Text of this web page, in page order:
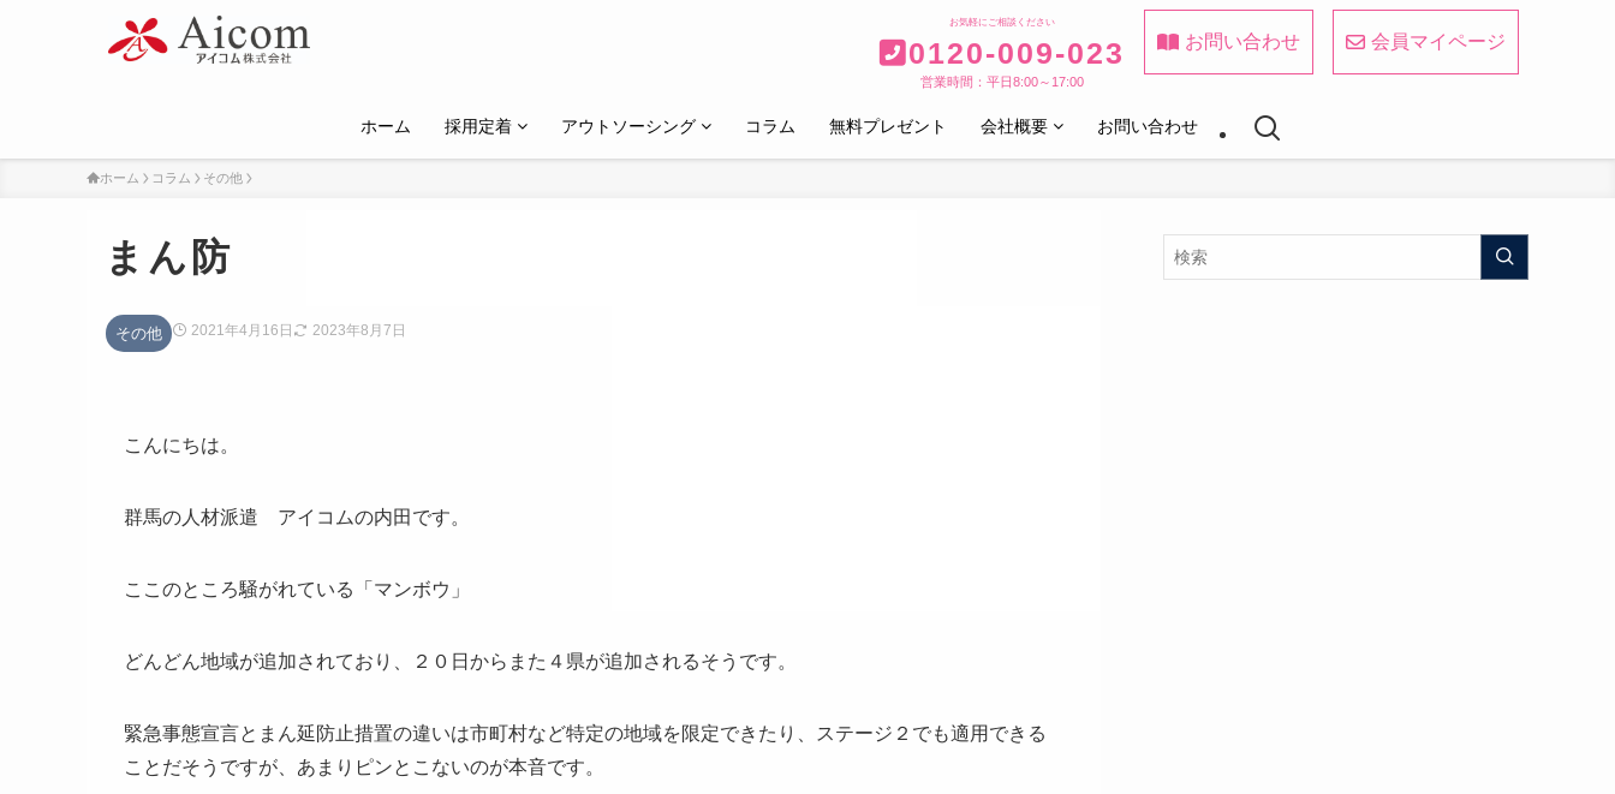
お気軽にご相談ください
0120-009-023
営業時間：平日8:00～17:00
お問い合わせ 会員マイページ
ホーム 採用定着 アウトソーシング コラム 無料プレゼント 会社概要 お問い合わせ
ホーム コラム その他
まん防
その他 2021年4月16日 2023年8月7日
こんにちは。
群馬の人材派遣 アイコムの内田です。
ここのところ騒がれている「マンボウ」
どんどん地域が追加されており、２０日からまた４県が追加されるそうです。
緊急事態宣言とまん延防止措置の違いは市町村など特定の地域を限定できたり、ステージ２でも適用できる
ことだそうですが、あまりピンとこないのが本音です。